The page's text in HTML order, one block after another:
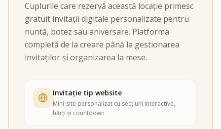
Cuplurile care rezervă această locație primesc
gratuit invitații digitale personalizate pentru
nuntă, botez sau aniversare. Platforma
completă de la creare până la gestionarea
invitaților și organizarea la mese.
Invitație tip website
Mini-site personalizat cu secțiuni interactive,
hărți și countdown